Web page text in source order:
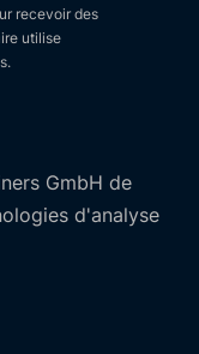
GmbH de
d'analyse
recevoir des
utilise